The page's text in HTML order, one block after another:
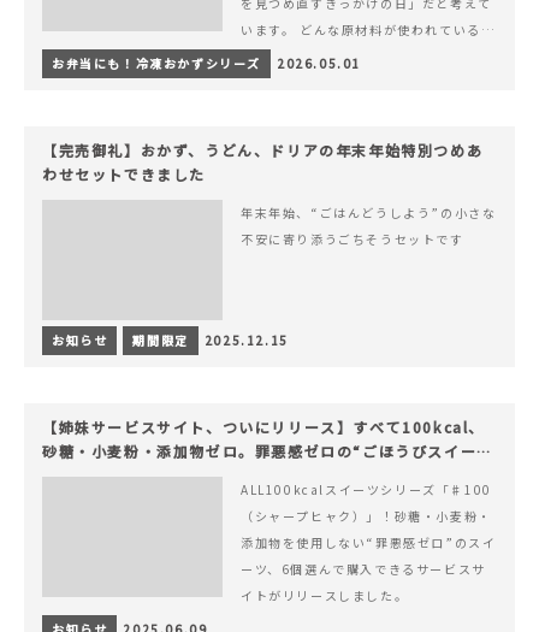
います。 どんな原材料が使われているの
か。 どのようにつくられているのか。&
hellip; 続きを読む 【6月10日（無添加
お弁当にも！冷凍おかずシリーズ 2026.05.01
【完売御礼】おかず、うどん、ドリアの年末年始特別つめあ
わせセットできました
年末年始、“ごはんどうしよう”の小さな
不安に寄り添うごちそうセットです
お知らせ 期間限定 2025.12.15
【姉妹サービスサイト、ついにリリース】すべて100kcal、
砂糖・小麦粉・添加物ゼロ。罪悪感ゼロの“ごほうびスイー
ツ”『#100（シャープ100）』
ALL100kcalスイーツシリーズ「♯100
（シャープヒャク）」！砂糖・小麦粉・
添加物を使用しない“罪悪感ゼロ”のスイ
ーツ、6個選んで購入できるサービスサ
イトがリリースしました。